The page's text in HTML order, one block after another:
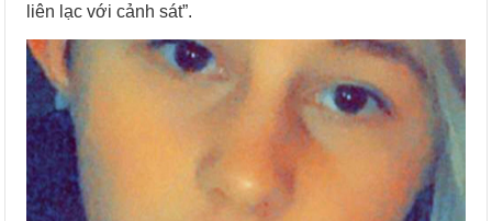
liên lạc với cảnh sát”.